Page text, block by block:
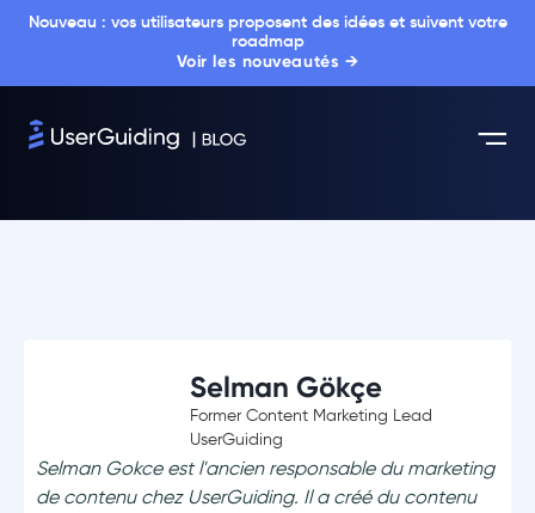
Nouveau : vos utilisateurs proposent des idées et suivent votre
roadmap
Voir les nouveautés →
Selman Gökçe
Former Content Marketing Lead
UserGuiding
Selman Gokce est l'ancien responsable du marketing
de contenu chez UserGuiding. Il a créé du contenu